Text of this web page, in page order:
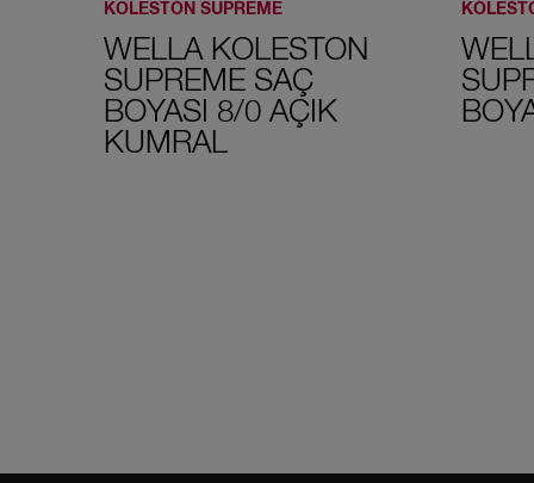
KOLESTON SUPREME
WELLA KOLESTON
SUPREME SAÇ
BOYASI 8/0 AÇIK
KUMRAL